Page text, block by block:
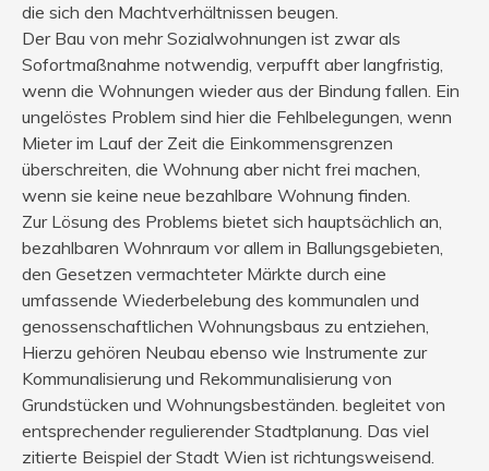
die sich den Machtverhältnissen beugen.
Der Bau von mehr Sozialwohnungen ist zwar als
Sofortmaßnahme notwendig, verpufft aber langfristig,
wenn die Wohnungen wieder aus der Bindung fallen. Ein
ungelöstes Problem sind hier die Fehlbelegungen, wenn
Mieter im Lauf der Zeit die Einkommensgrenzen
überschreiten, die Wohnung aber nicht frei machen,
wenn sie keine neue bezahlbare Wohnung finden.
Zur Lösung des Problems bietet sich hauptsächlich an,
bezahlbaren Wohnraum vor allem in Ballungsgebieten,
den Gesetzen vermachteter Märkte durch eine
umfassende Wiederbelebung des kommunalen und
genossenschaftlichen Wohnungsbaus zu entziehen,
Hierzu gehören Neubau ebenso wie Instrumente zur
Kommunalisierung und Rekommunalisierung von
Grundstücken und Wohnungsbeständen. begleitet von
entsprechender regulierender Stadtplanung. Das viel
zitierte Beispiel der Stadt Wien ist richtungsweisend.